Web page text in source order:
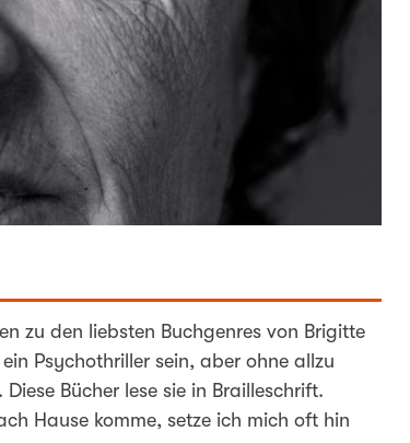
zu den liebsten Buchgenres von Brigitte
Psychothriller sein, aber ohne allzu
Bücher lese sie in Brailleschrift.
Hause komme, setze ich mich oft hin